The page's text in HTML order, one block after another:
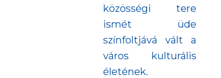
közösségi tere
ismét üde
színfoltjává vált a
város kulturális
életének.